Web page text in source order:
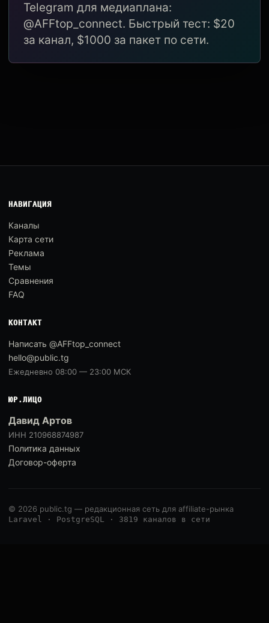
Telegram для медиаплана:
@AFFtop_connect. Быстрый тест: $20
за канал, $1000 за пакет по сети.
НАВИГАЦИЯ
Каналы
Карта сети
Реклама
Темы
Сравнения
FAQ
КОНТАКТ
Написать @AFFtop_connect
hello@public.tg
Ежедневно 08:00 — 23:00 МСК
ЮР.ЛИЦО
Давид Артов
ИНН 210968874987
Политика данных
Договор-оферта
© 2026 public.tg — редакционная сеть для affiliate-рынка
Laravel · PostgreSQL · 3819 каналов в сети